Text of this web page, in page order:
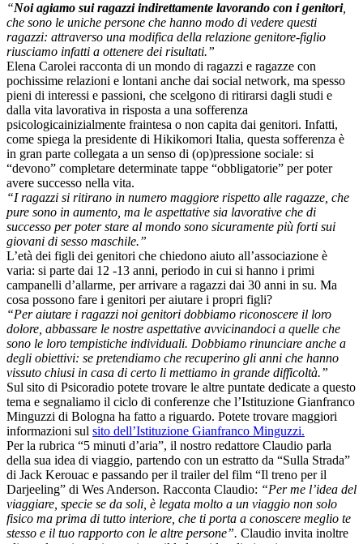
“Noi agiamo sui ragazzi indirettamente lavorando con i genitori,
che sono le uniche persone che hanno modo di vedere questi
ragazzi: attraverso una modifica della relazione genitore-figlio
riusciamo infatti a ottenere dei risultati.”
Elena Carolei racconta di un mondo di ragazzi e ragazze con
pochissime relazioni e lontani anche dai social network, ma spesso
pieni di interessi e passioni, che scelgono di ritirarsi dagli studi e
dalla vita lavorativa in risposta a una sofferenza
psicologicainizialmente fraintesa o non capita dai genitori. Infatti,
come spiega la presidente di Hikikomori Italia, questa sofferenza è
in gran parte collegata a un senso di (op)pressione sociale: si
“devono” completare determinate tappe “obbligatorie” per poter
avere successo nella vita.
“I ragazzi si ritirano in numero maggiore rispetto alle ragazze, che
pure sono in aumento, ma le aspettative sia lavorative che di
successo per poter stare al mondo sono sicuramente più forti sui
giovani di sesso maschile.”
L’età dei figli dei genitori che chiedono aiuto all’associazione è
varia: si parte dai 12 -13 anni, periodo in cui si hanno i primi
campanelli d’allarme, per arrivare a ragazzi dai 30 anni in su. Ma
cosa possono fare i genitori per aiutare i propri figli?
“Per aiutare i ragazzi noi genitori dobbiamo riconoscere il loro
dolore, abbassare le nostre aspettative avvicinandoci a quelle che
sono le loro tempistiche individuali. Dobbiamo rinunciare anche a
degli obiettivi: se pretendiamo che recuperino gli anni che hanno
vissuto chiusi in casa di certo li mettiamo in grande difficoltà.”
Sul sito di Psicoradio potete trovare le altre puntate dedicate a questo
tema e segnaliamo il ciclo di conferenze che l’Istituzione Gianfranco
Minguzzi di Bologna ha fatto a riguardo. Potete trovare maggiori
informazioni sul sito dell’Istituzione Gianfranco Minguzzi.
Per la rubrica “5 minuti d’aria”, il nostro redattore Claudio parla
della sua idea di viaggio, partendo con un estratto da “Sulla Strada”
di Jack Kerouac e passando per il trailer del film “Il treno per il
Darjeeling” di Wes Anderson. Racconta Claudio: “Per me l’idea del
viaggiare, specie se da soli, è legata molto a un viaggio non solo
fisico ma prima di tutto interiore, che ti porta a conoscere meglio te
stesso e il tuo rapporto con le altre persone”. Claudio invita inoltre